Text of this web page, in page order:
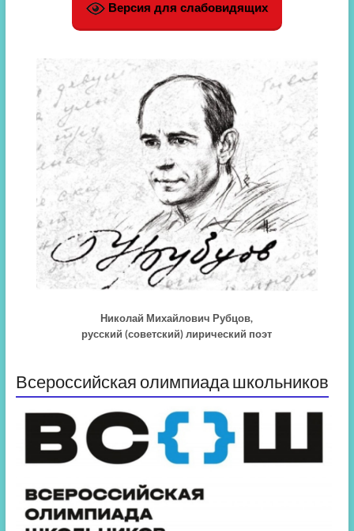
Версия для слабовидящих
Николай Михайлович Рубцов,
русский (советский) лирический поэт
Всероссийская олимпиада школьников